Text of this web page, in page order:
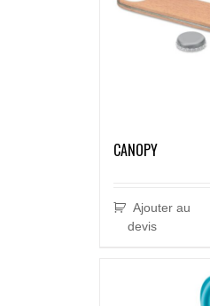
CANOPY
Ajouter au
devis